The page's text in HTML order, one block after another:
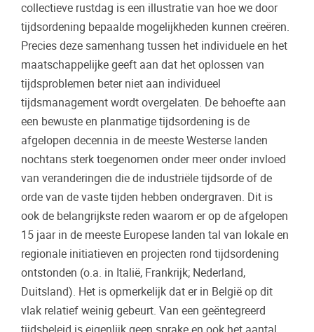
collectieve rustdag is een illustratie van hoe we door
tijdsordening bepaalde mogelijkheden kunnen creëren.
Precies deze samenhang tussen het individuele en het
maatschappelijke geeft aan dat het oplossen van
tijdsproblemen beter niet aan individueel
tijdsmanagement wordt overgelaten. De behoefte aan
een bewuste en planmatige tijdsordening is de
afgelopen decennia in de meeste Westerse landen
nochtans sterk toegenomen onder meer onder invloed
van veranderingen die de industrië le tijdsorde of de
orde van de vaste tijden hebben ondergraven. Dit is
ook de belangrijkste reden waarom er op de afgelopen
15 jaar in de meeste Europese landen tal van lokale en
regionale initiatieven en projecten rond tijdsordening
ontstonden (o.a. in Italië, Frankrijk; Nederland,
Duitsland). Het is opmerkelijk dat er in België op dit
vlak relatief weinig gebeurt. Van een geëntegreerd